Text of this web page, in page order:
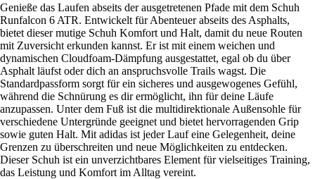
Genieße das Laufen abseits der ausgetretenen Pfade mit dem Schuh
Runfalcon 6 ATR. Entwickelt für Abenteuer abseits des Asphalts,
bietet dieser mutige Schuh Komfort und Halt, damit du neue Routen
mit Zuversicht erkunden kannst. Er ist mit einem weichen und
dynamischen Cloudfoam-Dämpfung ausgestattet, egal ob du über
Asphalt läufst oder dich an anspruchsvolle Trails wagst. Die
Standardpassform sorgt für ein sicheres und ausgewogenes Gefühl,
während die Schnürung es dir ermöglicht, ihn für deine Läufe
anzupassen. Unter dem Fuß ist die multidirektionale Außensohle für
verschiedene Untergründe geeignet und bietet hervorragenden Grip
sowie guten Halt. Mit adidas ist jeder Lauf eine Gelegenheit, deine
Grenzen zu überschreiten und neue Möglichkeiten zu entdecken.
Dieser Schuh ist ein unverzichtbares Element für vielseitiges Training,
das Leistung und Komfort im Alltag vereint.